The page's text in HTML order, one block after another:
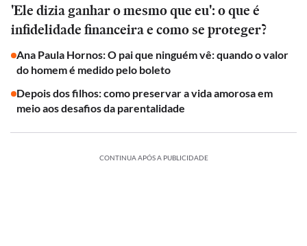
'Ele dizia ganhar o mesmo que eu': o que é
infidelidade financeira e como se proteger?
Ana Paula Hornos: O pai que ninguém vê: quando o valor
do homem é medido pelo boleto
Depois dos filhos: como preservar a vida amorosa em
meio aos desafios da parentalidade
CONTINUA APÓS A PUBLICIDADE